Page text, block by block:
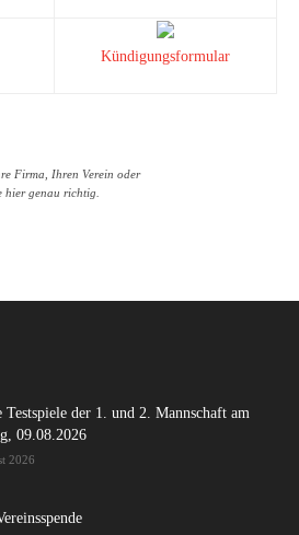
Kündigungsformular
Firma, Ihren Verein oder
hier genau richtig.
Testspiele der 1. und 2. Mannschaft am
09.08.2026
2026